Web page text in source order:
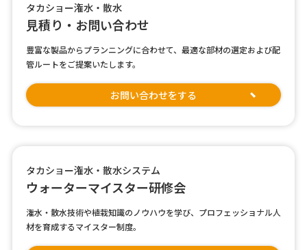
タカショー潅水・散水
見積り・お問い合わせ
豊富な製品からプランニングに合わせて、最適な部材の選定および配
管ルートをご提案いたします。
お問い合わせをする
タカショー潅水・散水システム
ウォーターマイスター研修会
潅水・散水技術や植栽知識のノウハウを学び、プロフェッショナル人
材を育成するマイスター制度。